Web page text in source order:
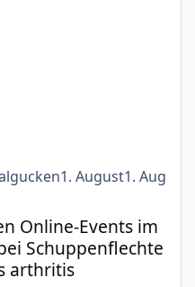
1. August1. Aug
im August 2026 bei
Online-Events im
Schuppenflechte
arthritis